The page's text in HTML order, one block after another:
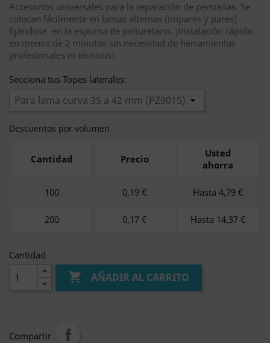
Accesorios universales para la reparación de persianas. Se
colocan fácilmente en lamas alternas (impares y pares)
fijándose en la espuma de poliuretano. ¡Instalación rápida
en menos de 2 minutos sin necesidad de herramientas
profesionales ni técnicos!
Secciona tus Topes laterales:
Descuentos por volumen
Cantidad Precio
Usted
ahorra
100 0,19 € Hasta 4,79 €
200 0,17 € Hasta 14,37 €
Cantidad
 AÑADIR AL CARRITO
Compartir